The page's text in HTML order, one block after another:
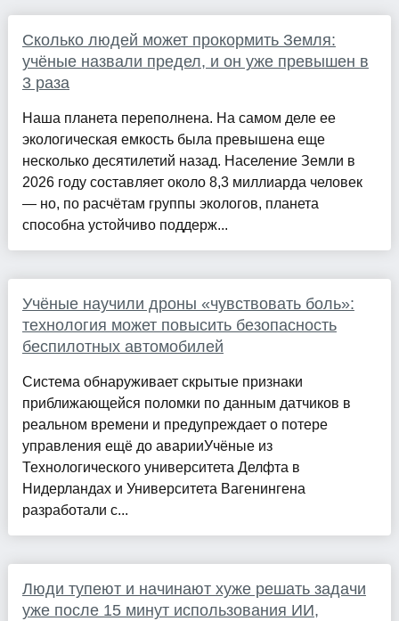
Сколько людей может прокормить Земля:
учёные назвали предел, и он уже превышен в
3 раза
Наша планета переполнена. На самом деле ее
экологическая емкость была превышена еще
несколько десятилетий назад. Население Земли в
2026 году составляет около 8,3 миллиарда человек
— но, по расчётам группы экологов, планета
способна устойчиво поддерж...
Учёные научили дроны «чувствовать боль»:
технология может повысить безопасность
беспилотных автомобилей
Система обнаруживает скрытые признаки
приближающейся поломки по данным датчиков в
реальном времени и предупреждает о потере
управления ещё до аварииУчёные из
Технологического университета Делфта в
Нидерландах и Университета Вагенингена
разработали с...
Люди тупеют и начинают хуже решать задачи
уже после 15 минут использования ИИ,